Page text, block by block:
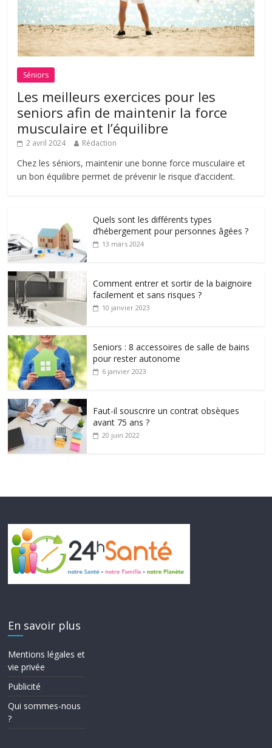
Séniors
Les meilleurs exercices pour les
seniors afin de maintenir la force
musculaire et l’équilibre
2 avril 2024 Rédaction
Chez les séniors, maintenir une bonne force musculaire et
un bon équilibre permet de prévenir le risque d’accident.
Quels sont les différents types
d’hébergement pour personnes âgées ?
13 mars 2024
Comment entrer et sortir de la baignoire
facilement et sans risques ?
10 janvier 2023
Seniors : 8 accessoires de salle de bains
pour rester autonome
6 janvier 2023
Faut-il souscrire un contrat obsèques
avant 75 ans ?
20 juin 2022
En savoir plus
Mentions légales et
vie privée
Publicité
Qui sommes-nous
?